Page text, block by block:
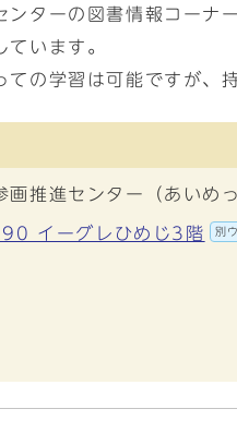
ターの図書情報コー
います。
の学習は可能ですが、
進センター（あいめっ
イーグレひめじ3階 別